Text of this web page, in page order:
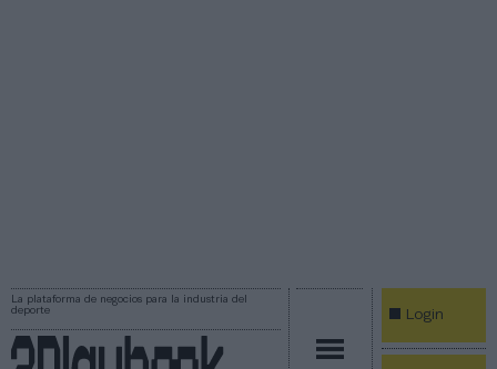
La plataforma de negocios para la industria del
deporte
Login